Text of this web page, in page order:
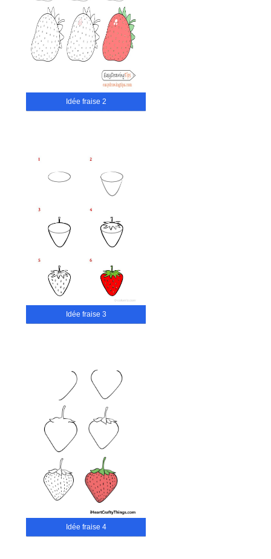
Idée fraise 2
Idée fraise 3
Idée fraise 4